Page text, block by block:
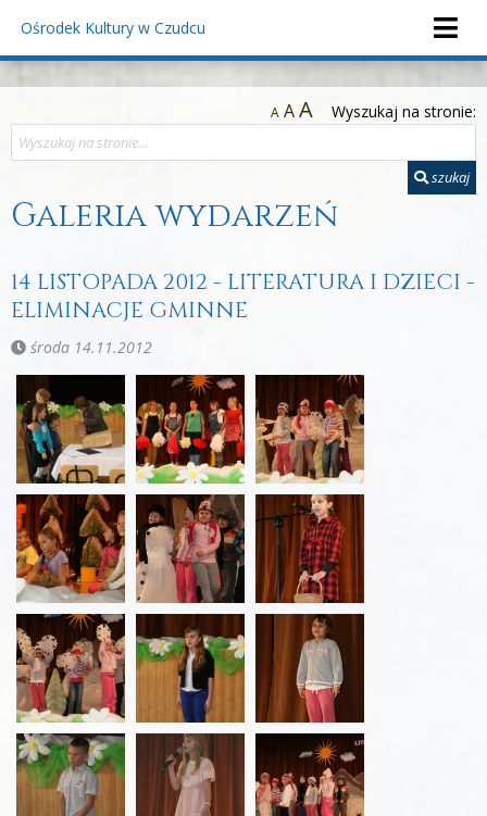
Ośrodek Kultury w Czudcu
A AA Wyszukaj na stronie:
szukaj
Galeria wydarzeń
14 LISTOPADA 2012 - LITERATURA I DZIECI -
ELIMINACJE GMINNE
środa 14.11.2012